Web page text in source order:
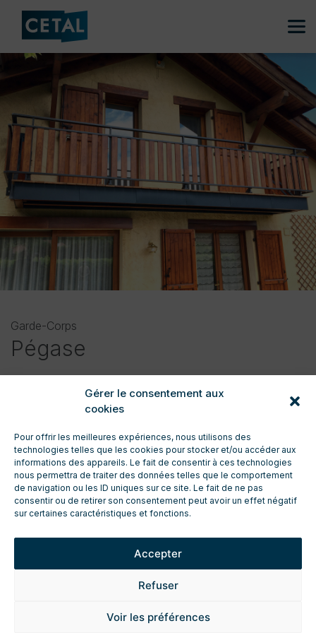
Gérer le consentement aux
cookies
Pour offrir les meilleures expériences, nous utilisons des
technologies telles que les cookies pour stocker et/ou accéder aux
informations des appareils. Le fait de consentir à ces technologies
nous permettra de traiter des données telles que le comportement
de navigation ou les ID uniques sur ce site. Le fait de ne pas
consentir ou de retirer son consentement peut avoir un effet négatif
sur certaines caractéristiques et fonctions.
Accepter
Refuser
Voir les préférences
Garde-Corps
Pégase
CONTACT
ENTRETIEN ET TECHNIQUE
ESPACE PRO
DEMANDE DE DEVIS
MENTIONS LÉGALES